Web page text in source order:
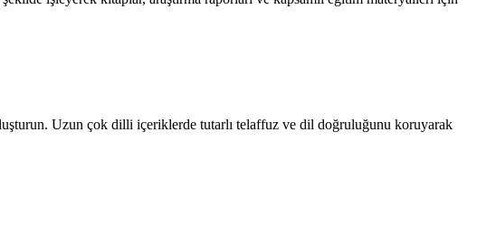
Uzun çok dilli içeriklerde tutarlı telaffuz ve dil doğruluğunu koruyarak